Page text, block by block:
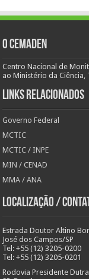
O Cemaden
Centro Nacional de
ao Ministério da
Links Relacionados
Governo Federal
MCTIC
MCTIC / INPE
MIN / CENAD
MMA / ANA
Localização /
Estrada Doutor Altino
José dos Campos/SP
Tel: +55 (12) 3205-0200
Tel: +55 (12) 3205-0201
Rodovia Presidente